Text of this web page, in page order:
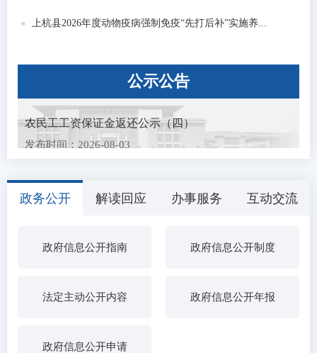
上杭县2026年度动物疫病强制免疫“先打后补”实施养...
公示公告
农民工工资保证金返还公示（四）
发布时间：2026-08-03
品产销对接活动展...
发布时间：2026-07-27
关于公开征求《水表、燃气表强制检定制度（征求意
发布时间：2026-07-21
中央层面整治形式主义为基层减负专项工作机制办公
发布时间：2026-07-15
农民工工资保证金返还公示（三）
政务公开 解读回应 办事服务 互动交流
政府信息公开指南 政府信息公开制度
法定主动公开内容 政府信息公开年报
政府信息公开申请